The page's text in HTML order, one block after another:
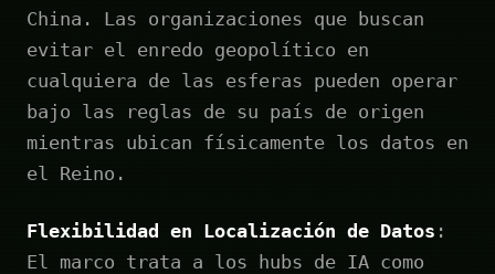
China. Las organizaciones que buscan
evitar el enredo geopolítico en
cualquiera de las esferas pueden operar
bajo las reglas de su país de origen
mientras ubican físicamente los datos en
el Reino.
Flexibilidad en Localización de Datos :
El marco trata a los hubs de IA como